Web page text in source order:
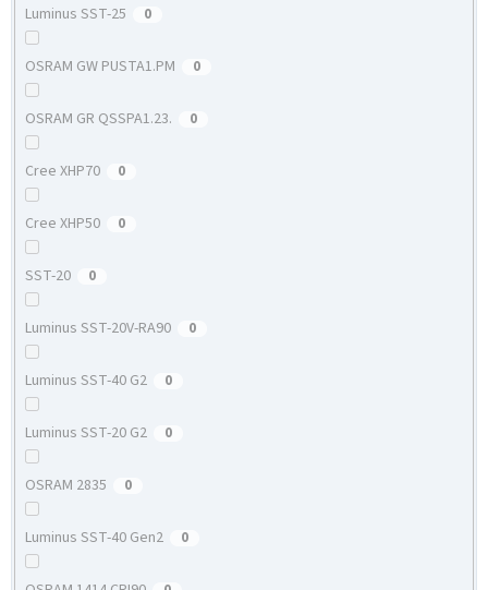
Luminus SST-25 0
OSRAM GW PUSTA1.PM 0
OSRAM GR QSSPA1.23. 0
Cree XHP70 0
Cree XHP50 0
SST-20 0
Luminus SST-20V-RA90 0
Luminus SST-40 G2 0
Luminus SST-20 G2 0
OSRAM 2835 0
Luminus SST-40 Gen2 0